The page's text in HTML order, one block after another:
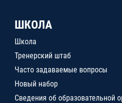
ШКОЛА
Школа
Тренерский штаб
Часто задаваемые вопросы
Новый набор
Сведения об образовательной